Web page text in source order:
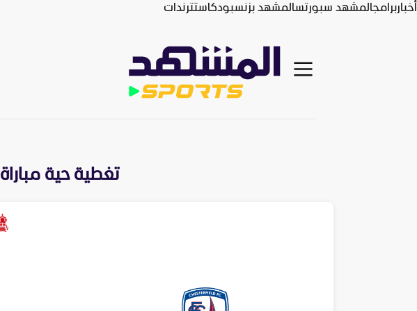
أخباربرامجالمشهد سبورتسالمشهد بزنسبودكاستترندات
تغطية حية مباراة